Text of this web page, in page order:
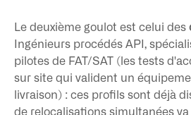
Le deuxième goulot est celui des
Ingénieurs procédés API,
pilotes de FAT/SAT (les tests
sur site qui valident un
livraison) : ces profils sont déjà
de relocalisations simultanées